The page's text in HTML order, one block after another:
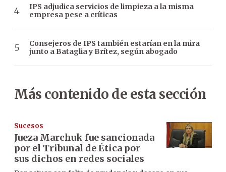
IPS adjudica servicios de limpieza a la misma
empresa pese a críticas
Consejeros de IPS también estarían en la mira
junto a Bataglia y Brítez, según abogado
Más contenido de esta sección
Sucesos
Jueza Marchuk fue sancionada
por el Tribunal de Ética por
sus dichos en redes sociales